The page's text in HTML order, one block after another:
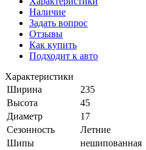
Наличие
Задать вопрос
Отзывы
Как купить
Подходит к авто
Характеристики
Ширина
235
Высота
45
Диаметр
17
Сезонность
Летние
Шипы
нешипованная